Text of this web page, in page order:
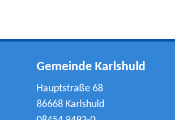
Gemeinde Karlshuld
Hauptstraße 68
86668 Karlshuld